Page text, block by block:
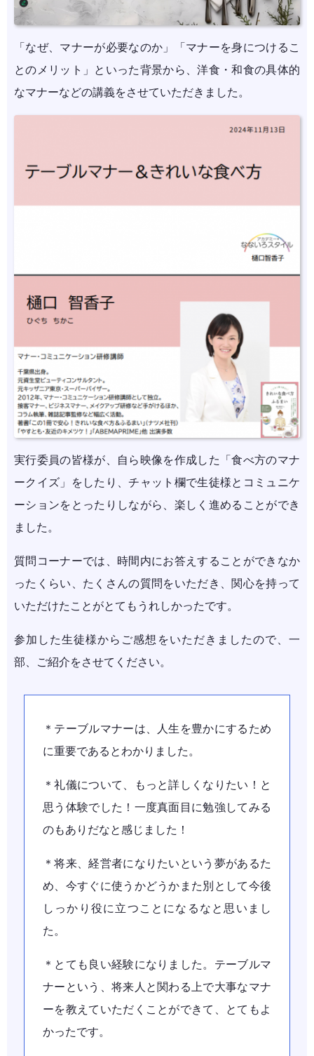
「なぜ、マナーが必要なのか」「マナーを身につけるこ
とのメリット」といった背景から、洋食・和食の具体的
なマナーなどの講義をさせていただきました。
実行委員の皆様が、自ら映像を作成した「食べ方のマナ
ークイズ」をしたり、チャット欄で生徒様とコミュニケ
ーションをとったりしながら、楽しく進めることができ
ました。
質問コーナーでは、時間内にお答えすることができなか
ったくらい、たくさんの質問をいただき、関心を持って
いただけたことがとてもうれしかったです。
参加した生徒様からご感想をいただきましたので、一
部、ご紹介をさせてください。
＊テーブルマナーは、人生を豊かにするため
に重要であるとわかりました。
＊礼儀について、もっと詳しくなりたい！と
思う体験でした！一度真面目に勉強してみる
のもありだなと感じました！
＊将来、経営者になりたいという夢があるた
め、今すぐに使うかどうかまた別として今後
しっかり役に立つことになるなと思いまし
た。
＊とても良い経験になりました。テーブルマ
ナーという、将来人と関わる上で大事なマナ
ーを教えていただくことができて、とてもよ
かったです。